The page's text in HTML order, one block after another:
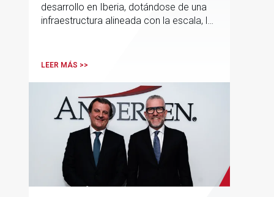
desarrollo en Iberia, dotándose de una
infraestructura alineada con la escala, la
LEER MÁS >>